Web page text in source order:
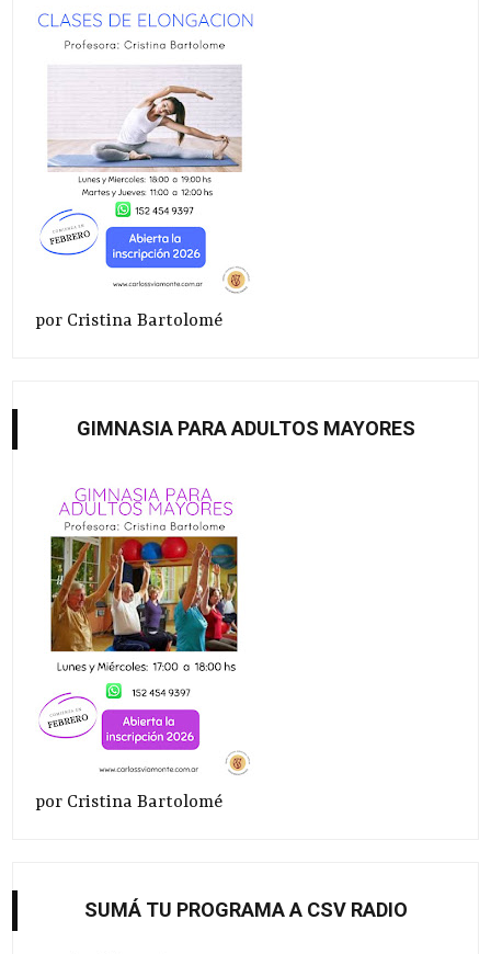
por Cristina Bartolomé
GIMNASIA PARA ADULTOS MAYORES
por Cristina Bartolomé
SUMÁ TU PROGRAMA A CSV RADIO